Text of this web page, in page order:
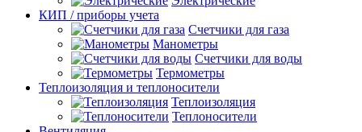
КИП / приборы учета
Счетчики для газа
Манометры
Счетчики для воды
Термометры
Теплоизоляция и теплоносители
Теплоизоляция
Теплоносители